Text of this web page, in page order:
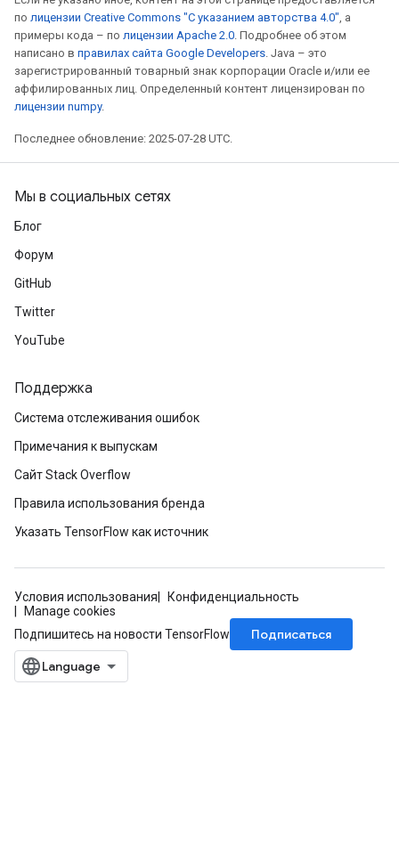
по лицензии Creative Commons "С указанием авторства 4.0", а
примеры кода – по лицензии Apache 2.0. Подробнее об этом
написано в правилах сайта Google Developers. Java – это
зарегистрированный товарный знак корпорации Oracle и/или ее
аффилированных лиц. Определенный контент лицензирован по
лицензии numpy.
Последнее обновление: 2025-07-28 UTC.
Мы в социальных сетях
Блог
Форум
GitHub
Twitter
YouTube
Поддержка
Система отслеживания ошибок
Примечания к выпускам
Сайт Stack Overflow
Правила использования бренда
Указать TensorFlow как источник
Условия использования
Конфиденциальность
Manage cookies
Подпишитесь на новости TensorFlow
Подписаться